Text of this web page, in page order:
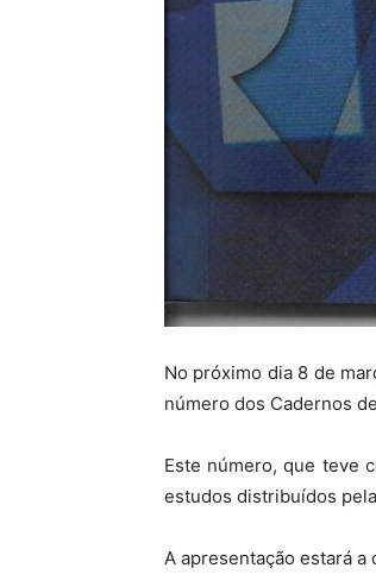
No próximo dia 8 de
número dos Cadernos
Este número, que teve
estudos distribuídos
A apresentação estará a